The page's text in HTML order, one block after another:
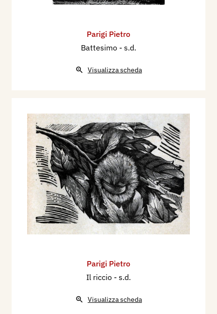
Parigi Pietro
Battesimo - s.d.
Visualizza scheda
Parigi Pietro
Il riccio - s.d.
Visualizza scheda